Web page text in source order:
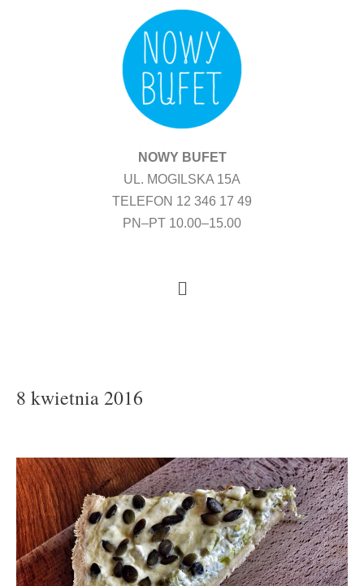
NOWY BUFET
UL. MOGILSKA 15A
TELEFON 12 346 17 49
PN–PT 10.00–15.00
Menu
8 kwietnia 2016